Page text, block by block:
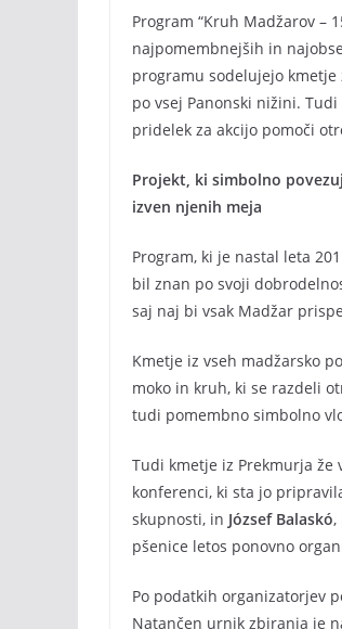
Program “Kruh Madžarov –
najpomembnejših in
programu sodelujejo
po vsej Panonski nižini.
pridelek za akcijo pomoči
Projekt, ki simbolno
izven njenih meja
Program, ki je nastal leta
bil znan po svoji
saj naj bi vsak Madžar
Kmetje iz vseh madžarsko
moko in kruh, ki se razdeli
tudi pomembno simbolno
Tudi kmetje iz Prekmurja
konferenci, ki sta jo
skupnosti, in József Balaskó,
pšenice letos ponovno
Po podatkih organizatorjev
Natančen urnik zbiranja je